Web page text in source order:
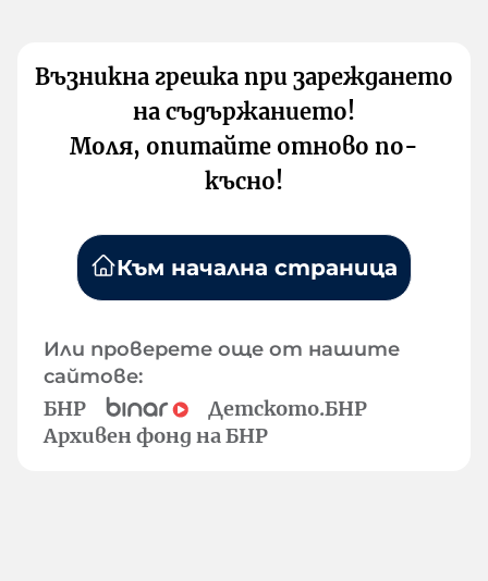
Възникна грешка при зареждането
на съдържанието!
Моля, опитайте отново по-
късно!
Към начална страница
Или проверете още от нашите
сайтове:
БНР
Детското.БНР
Архивен фонд на БНР